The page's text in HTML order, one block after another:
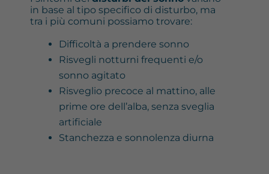
in base al tipo specifico di disturbo, ma
tra i più comuni possiamo trovare:
Difficoltà a prendere sonno
Risvegli notturni frequenti e/o
sonno agitato
Risveglio precoce al mattino, alle
prime ore dell’alba, senza sveglia
artificiale
Stanchezza e sonnolenza diurna